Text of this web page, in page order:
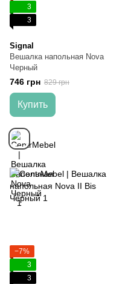
3
3
Signal
Вешалка напольная Nova
Черный
746 грн 829 грн
Купить
−7%
3
3